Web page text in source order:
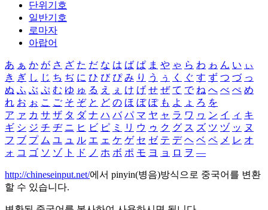
단위기호
일반기호
로마자
아랍어
あ ぁ か が さ ざ た だ な は ば ぱ ま や ゃ ら わ ゎ ん い ぃ
き ぎ し じ ち ぢ に ひ び ぴ み り う ぅ く ぐ す ず つ づ っ
ぬ ふ ぶ ぷ む ゆ ゅ る え ぇ け げ せ ぜ て で ね へ べ ぺ め
れ お ぉ こ ご そ ぞ と ど の ほ ぼ ぽ も よ ょ ろ を
ア ァ カ サ ザ タ ダ ナ ハ バ パ マ ヤ ャ ラ ワ ヮ ン イ ィ キ
ギ シ ジ チ ヂ ニ ヒ ビ ピ ミ リ ウ ゥ ク グ ス ズ ツ ヅ ッ ヌ
フ ブ プ ム ユ ュ ル エ ェ ケ ゲ セ ゼ テ デ ヘ ベ ペ メ レ オ
ォ コ ゴ ソ ゾ ト ド ノ ホ ボ ポ モ ヨ ョ ロ ヲ ―
http://chineseinput.net/에서 pinyin(병음)방식으로 중국어를 변환
할 수 있습니다.